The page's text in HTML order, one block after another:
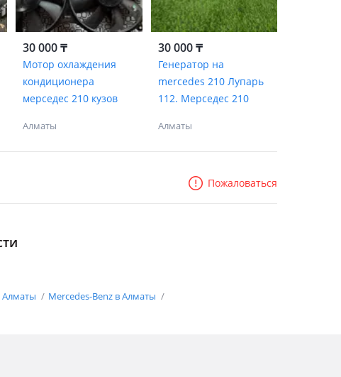
30 000 ₸
Мотор охлаждения
кондиционера
мерседес 210 кузов
Алматы
30 000 ₸
Генератор на
mercedes 210 Лупарь
112. Мерседес 210
Алматы
Пожаловаться
Алматы
Mercedes-Benz в Алматы